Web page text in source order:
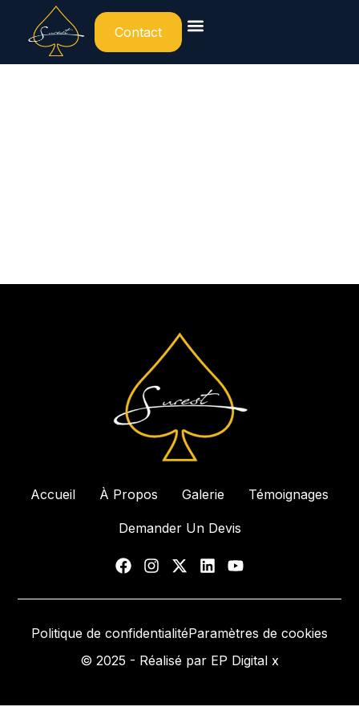
Contact
Accueil À Propos Galerie Témoignages
Demander Un Devis
© 2025 - Réalisé par EP Digital x
Politique de confidentialitéParamètres de cookies